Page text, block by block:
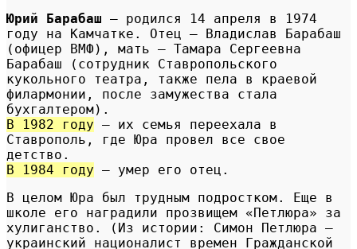
Юрий Барабаш – родился 14 апреля в 1974
году на Камчатке. Отец – Владислав Барабаш
(офицер ВМФ), мать – Тамара Сергеевна
Барабаш (сотрудник Ставропольского
кукольного театра, также пела в краевой
филармонии, после замужества стала
бухгалтером).
В 1982 году — их семья переехала в
Ставрополь, где Юра провел все свое
детство.
В 1984 году – умер его отец.
В целом Юра был трудным подростком. Еще в
школе его наградили прозвищем «Петлюра» за
хулиганство. (Из истории: Симон Петлюра –
украинский националист времен Гражданской